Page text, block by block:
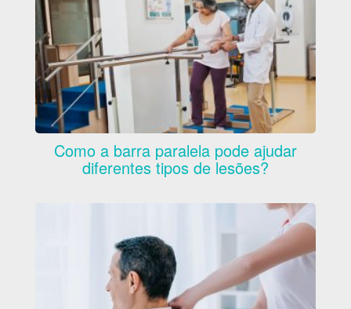
Como a barra paralela pode ajudar
diferentes tipos de lesões?